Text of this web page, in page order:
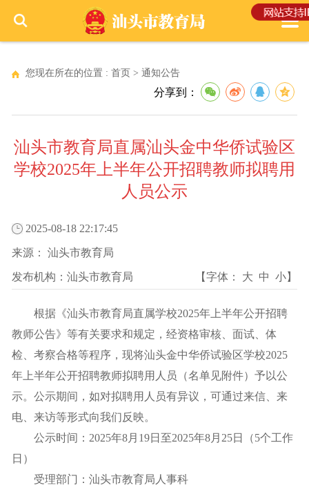
您现在所在的位置 : 首页 > 通知公告
分享到：
汕头市教育局直属汕头金中华侨试验区
学校2025年上半年公开招聘教师拟聘用
人员公示
2025-08-18 22:17:45
来源： 汕头市教育局
发布机构： 汕头市教育局 【字体： 大 中 小】
根据《汕头市教育局直属学校2025年上半年公开招聘
教师公告》等有关要求和规定，经资格审核、面试、体
检、考察合格等程序，现将汕头金中华侨试验区学校2025
年上半年公开招聘教师拟聘用人员（名单见附件）予以公
示。公示期间，如对拟聘用人员有异议，可通过来信、来
电、来访等形式向我们反映。
公示时间：2025年8月19日至2025年8月25日（5个工作
日）
受理部门：汕头市教育局人事科